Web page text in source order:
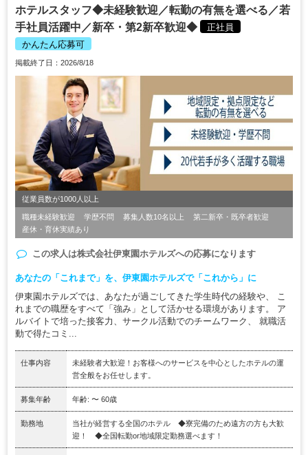
ホテルスタッフ◆未経験歓迎／転勤の有無を選べる／若
手社員活躍中／新卒・第2新卒歓迎◆
正社員
かんたん応募可
掲載終了日：2026/8/18
従業員数が1000人以上
職種未経験歓迎 学歴不問 募集人数10名以上
第二新卒・既卒者歓迎
産休・育休実績あり
この求人は株式会社伊東園ホテルズへの応募になります
あなたの「これまで」を、伊東園ホテルズで「これから」に
伊東園ホテルズでは、あなたが過ごしてきた学生時代の経験や、 こ
れまでの職歴をすべて「強み」として活かせる環境があります。 ア
ルバイトで培った接客力、サークル活動でのチームワーク、 就職活
動で得たコミ...
仕事内容
未経験者大歓迎！お客様へのサービスを中心としたホテルの運
営全般をお任せします。
募集年齢 年齢: 〜 60歳
勤務地
当社が経営する全国のホテル ◆寮完備のため遠方の方も大歓
迎！ ◆全国転勤or地域限定勤務選べます！